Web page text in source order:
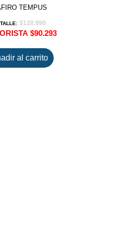
TEMPUS
$128.990
$90.293
al carrito